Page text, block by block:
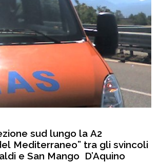
sud lungo la A2
Mediterraneo” tra gli svincoli
e San Mango D’Aquino